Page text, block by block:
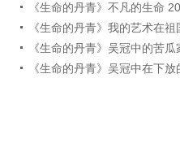
《生命的丹青》不凡的生命
《生命的丹青》我的艺术在
《生命的丹青》吴冠中的苦
《生命的丹青》吴冠中在下